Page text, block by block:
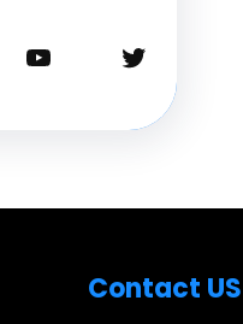
تويتر
يوتيوب
Contact US